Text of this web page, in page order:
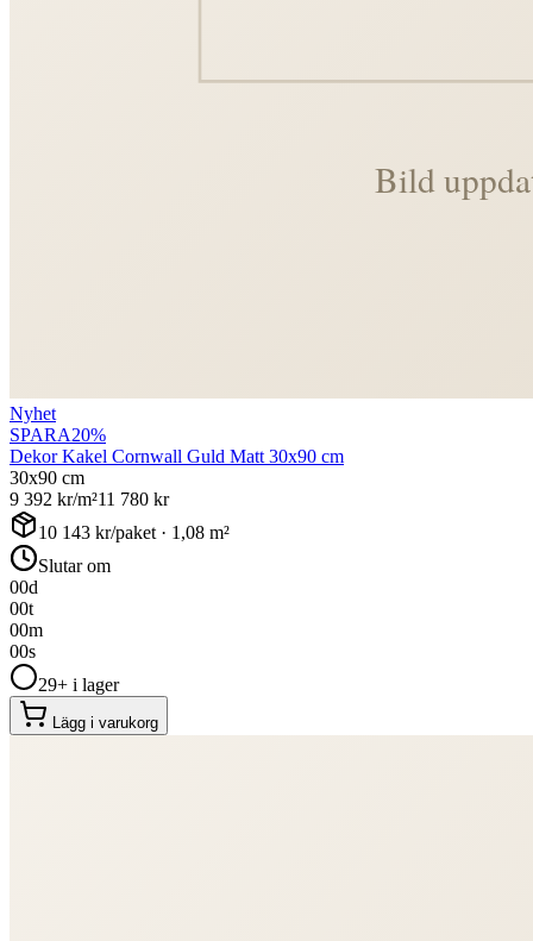
Nyhet
SPARA20%
Dekor Kakel Cornwall Guld Matt 30x90 cm
30x90 cm
9 392 kr/m²11 780 kr
10 143 kr/paket · 1,08 m²
Slutar om
00d
00t
00m
00s
29+ i lager
Lägg i varukorg